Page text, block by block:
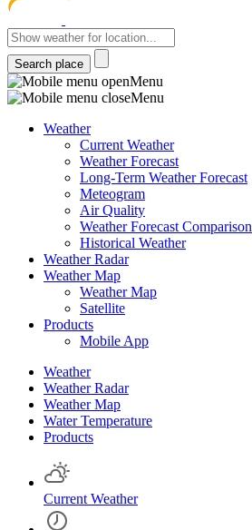
Menu
Menu
Weather
Current Weather
Weather Forecast
Long-Term Weather Forecast
Meteogram
Air Quality
Weather Forecast Comparison
Historical Weather
Weather Radar
Weather Map
Weather Map
Satellite
Products
Mobile App
Weather
Weather Radar
Weather Map
Water Temperature
Products
Current Weather